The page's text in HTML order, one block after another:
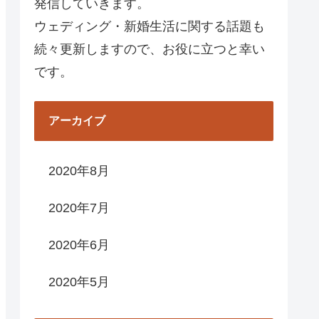
発信していきます。
ウェディング・新婚生活に関する話題も
続々更新しますので、お役に立つと幸い
です。
アーカイブ
2020年8月
2020年7月
2020年6月
2020年5月